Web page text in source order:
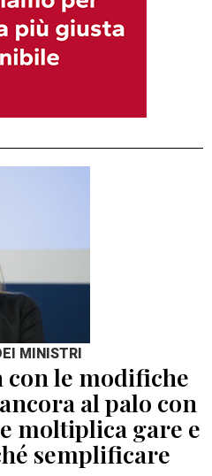
MINISTRI
le modifiche
al palo con
moltiplica gare e
semplificare